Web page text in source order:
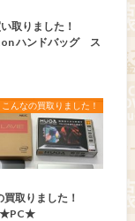
取りました！
ハンドバッグ ス
こんなの買取りました！
取りました！
★PC★